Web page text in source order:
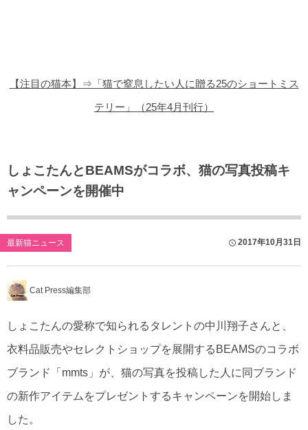
【注目の猫本】⇒「猫で窒息したい人に贈る25のショートミス
テリー」（25年4月刊行）
しょこたんとBEAMSがコラボ、猫の写真投稿キ
ャンペーンを開催中
最新猫ニュース 2017年10月31日
Cat Press編集部
しょこたんの愛称で知られるタレントの中川翔子さんと、
衣料品販売やセレクトショップを展開するBEAMSのコラボ
ブランド「mmts」が、猫の写真を投稿した人に同ブランド
の新作アイテムをプレゼントするキャンペーンを開始しま
した。
猫のゲーム・アプリ
猫のフリー写真素材